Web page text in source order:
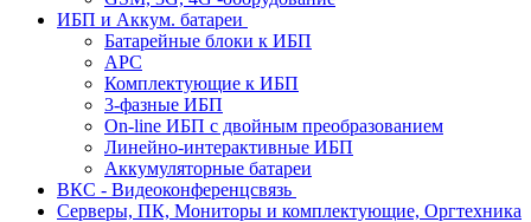
ИБП и Аккум. батареи
Батарейные блоки к ИБП
APC
Комплектующие к ИБП
3-фазные ИБП
On-line ИБП с двойным преобразованием
Линейно-интерактивные ИБП
Аккумуляторные батареи
ВКС - Видеоконференцсвязь
Серверы, ПК, Мониторы и комплектующие, Оргтехника